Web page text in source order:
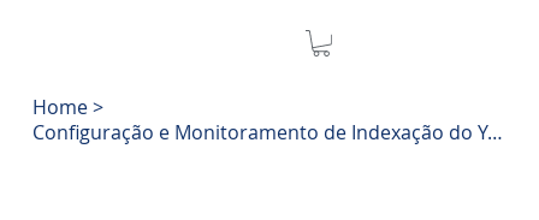
Home>
Configuração e Monitoramento de Indexação do Yandex Webmaster Tools